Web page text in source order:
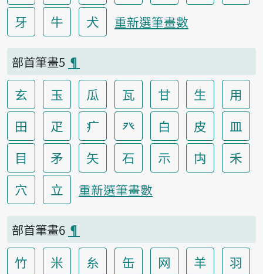
牙
牛 犬 重新選筆畫數
部首筆畫5 ¶
玄 玉 瓜 瓦 甘 生
用
田
疋 疒 癶 白 皮
皿
目
矛 矢 石 示 禸
禾
穴
立 重新選筆畫數
部首筆畫6 ¶
竹 米 糸 缶 网 羊
羽